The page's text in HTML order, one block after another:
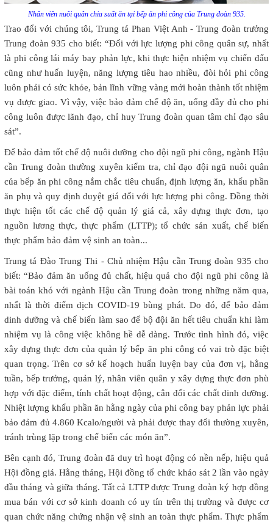
Nhân viên nuôi quân chia suất ăn tại bếp ăn phi công của Trung đoàn 935.
Trao đổi với chúng tôi, Trung tá Phan Việt Anh - Trung đoàn trưởng
Trung đoàn 935 cho biết: “Đối với lực lượng phi công quân sự, nhất
là phi công lái máy bay phản lực, khi thực hiện nhiệm vụ chiến đấu
cũng như huấn luyện, năng lượng tiêu hao nhiều, đòi hỏi phi công
luôn phải có sức khỏe, bản lĩnh vững vàng mới hoàn thành tốt nhiệm
vụ được giao. Vì vậy, việc bảo đảm chế độ ăn, uống đầy đủ cho phi
công luôn được lãnh đạo, chỉ huy Trung đoàn quan tâm chỉ đạo sâu
sát”.
Để bảo đảm tốt chế độ nuôi dưỡng cho đội ngũ phi công, ngành Hậu
cần Trung đoàn thường xuyên kiểm tra, chỉ đạo đội ngũ nuôi quân
của bếp ăn phi công nắm chắc tiêu chuẩn, định lượng ăn, khẩu phần
ăn phụ và quy định duyệt giá đối với lực lượng phi công. Đồng thời
thực hiện tốt các chế độ quản lý giá cả, xây dựng thực đơn, tạo
nguồn lương thực, thực phẩm (LTTP); tổ chức sản xuất, chế biến
thực phẩm bảo đảm vệ sinh an toàn...
Trung tá Đào Trung Thi - Chủ nhiệm Hậu cần Trung đoàn 935 cho
biết: “Bảo đảm ăn uống đủ chất, hiệu quả cho đội ngũ phi công là
bài toán khó với ngành Hậu cần Trung đoàn trong những năm qua,
nhất là thời điểm dịch COVID-19 bùng phát. Do đó, để bảo đảm
dinh dưỡng và chế biến làm sao để bộ đội ăn hết tiêu chuẩn khi làm
nhiệm vụ là công việc không hề dễ dàng. Trước tình hình đó, việc
xây dựng thực đơn của quản lý bếp ăn phi công có vai trò đặc biệt
quan trọng. Trên cơ sở kế hoạch huấn luyện bay của đơn vị, hằng
tuần, bếp trưởng, quản lý, nhân viên quân y xây dựng thực đơn phù
hợp với đặc điểm, tính chất hoạt động, cân đối các chất dinh dưỡng.
Nhiệt lượng khẩu phần ăn hằng ngày của phi công bay phản lực phải
bảo đảm đủ 4.860 Kcalo/người và phải được thay đổi thường xuyên,
tránh trùng lặp trong chế biến các món ăn”.
Bên cạnh đó, Trung đoàn đã duy trì hoạt động có nền nếp, hiệu quả
Hội đồng giá. Hằng tháng, Hội đồng tổ chức khảo sát 2 lần vào ngày
đầu tháng và giữa tháng. Tất cả LTTP được Trung đoàn ký hợp đồng
mua bán với cơ sở kinh doanh có uy tín trên thị trường và được cơ
quan chức năng chứng nhận vệ sinh an toàn thực phẩm. Thực phẩm